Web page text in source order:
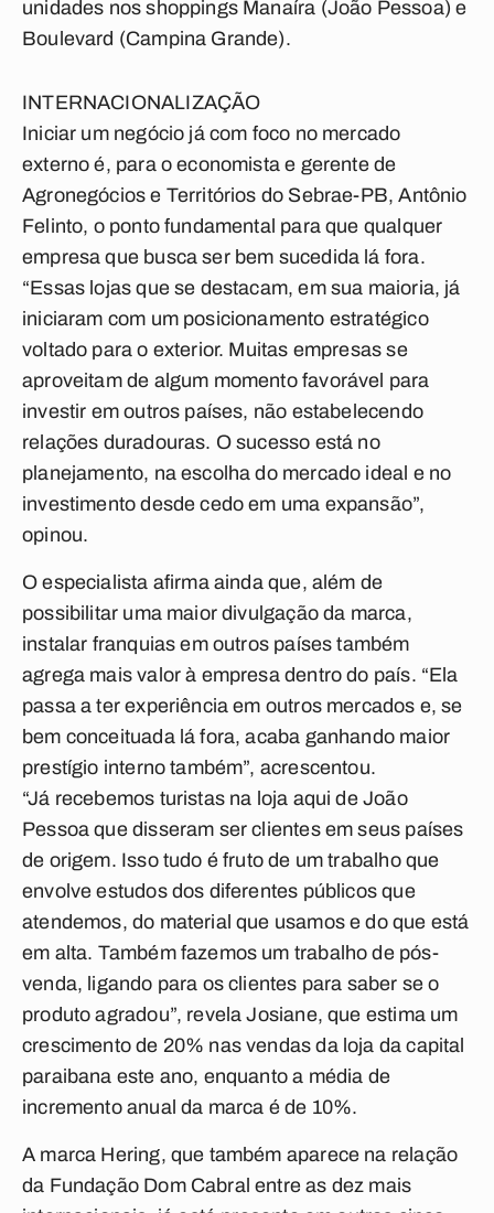
unidades nos shoppings Manaíra (João Pessoa) e
Boulevard (Campina Grande).
INTERNACIONALIZAÇÃO
Iniciar um negócio já com foco no mercado
externo é, para o economista e gerente de
Agronegócios e Territórios do Sebrae-PB, Antônio
Felinto, o ponto fundamental para que qualquer
empresa que busca ser bem sucedida lá fora.
“Essas lojas que se destacam, em sua maioria, já
iniciaram com um posicionamento estratégico
voltado para o exterior. Muitas empresas se
aproveitam de algum momento favorável para
investir em outros países, não estabelecendo
relações duradouras. O sucesso está no
planejamento, na escolha do mercado ideal e no
investimento desde cedo em uma expansão”,
opinou.
O especialista afirma ainda que, além de
possibilitar uma maior divulgação da marca,
instalar franquias em outros países também
agrega mais valor à empresa dentro do país. “Ela
passa a ter experiência em outros mercados e, se
bem conceituada lá fora, acaba ganhando maior
prestígio interno também”, acrescentou.
“Já recebemos turistas na loja aqui de João
Pessoa que disseram ser clientes em seus países
de origem. Isso tudo é fruto de um trabalho que
envolve estudos dos diferentes públicos que
atendemos, do material que usamos e do que está
em alta. Também fazemos um trabalho de pós-
venda, ligando para os clientes para saber se o
produto agradou”, revela Josiane, que estima um
crescimento de 20% nas vendas da loja da capital
paraibana este ano, enquanto a média de
incremento anual da marca é de 10%.
A marca Hering, que também aparece na relação
da Fundação Dom Cabral entre as dez mais